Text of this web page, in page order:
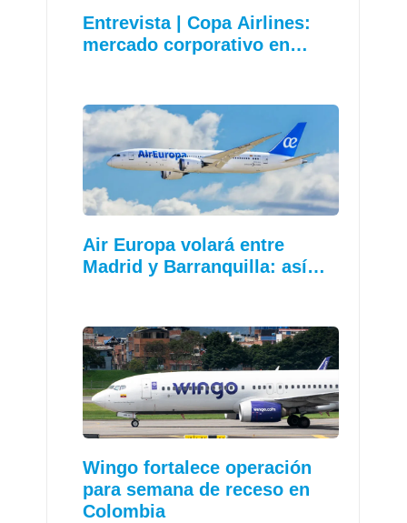
Entrevista | Copa Airlines:
mercado corporativo en…
Air Europa volará entre
Madrid y Barranquilla: así…
Wingo fortalece operación
para semana de receso en
Colombia